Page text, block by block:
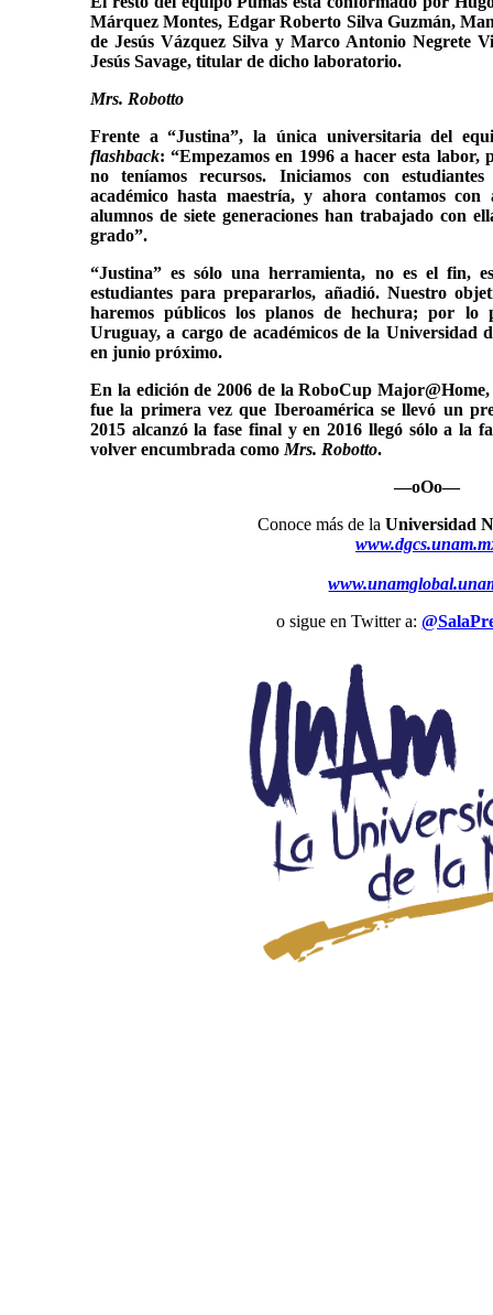
Márquez Montes, Edgar Roberto Silva Guzmán,
de Jesús Vázquez Silva y Marco Antonio Negrete
Jesús Savage, titular de dicho laboratorio.
Mrs. Robotto
Frente a “Justina”, la única universitaria del
flashback: “Empezamos en 1996 a hacer esta
no teníamos recursos. Iniciamos con
académico hasta maestría, y ahora contamos
alumnos de siete generaciones han trabajado con
grado”.
“Justina” es sólo una herramienta, no es el fin,
estudiantes para prepararlos, añadió. Nuestro
haremos públicos los planos de hechura; por
Uruguay, a cargo de académicos de la Universidad
en junio próximo.
En la edición de 2006 de la RoboCup
fue la primera vez que Iberoamérica se llevó un
2015 alcanzó la fase final y en 2016 llegó sólo a la
volver encumbrada como Mrs. Robotto.
—oOo—
Conoce más de la Universidad
o sigue en Twitter a: